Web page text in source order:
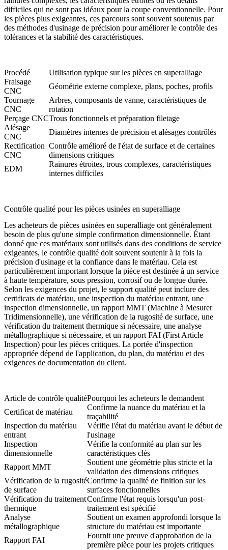
difficiles qui ne sont pas idéaux pour la coupe conventionnelle. Pour
les pièces plus exigeantes, ces parcours sont souvent soutenus par
des méthodes d'usinage de précision pour améliorer le contrôle des
tolérances et la stabilité des caractéristiques.
Procédé
Utilisation typique sur les pièces en superalliage
Fraisage
CNC
Géométrie externe complexe, plans, poches, profils
Tournage
CNC
Arbres, composants de vanne, caractéristiques de
rotation
Perçage CNCTrous fonctionnels et préparation filetage
Alésage
CNC
Diamètres internes de précision et alésages contrôlés
Rectification
CNC
Contrôle amélioré de l'état de surface et de certaines
dimensions critiques
EDM
Rainures étroites, trous complexes, caractéristiques
internes difficiles
Contrôle qualité pour les pièces usinées en superalliage
Les acheteurs de pièces usinées en superalliage ont généralement
besoin de plus qu'une simple confirmation dimensionnelle. Étant
donné que ces matériaux sont utilisés dans des conditions de service
exigeantes, le contrôle qualité doit souvent soutenir à la fois la
précision d'usinage et la confiance dans le matériau. Cela est
particulièrement important lorsque la pièce est destinée à un service
à haute température, sous pression, corrosif ou de longue durée.
Selon les exigences du projet, le support qualité peut inclure des
certificats de matériau, une inspection du matériau entrant, une
inspection dimensionnelle, un rapport MMT (Machine à Mesurer
Tridimensionnelle), une vérification de la rugosité de surface, une
vérification du traitement thermique si nécessaire, une analyse
métallographique si nécessaire, et un rapport FAI (First Article
Inspection) pour les pièces critiques. La portée d'inspection
appropriée dépend de l'application, du plan, du matériau et des
exigences de documentation du client.
Article de contrôle qualitéPourquoi les acheteurs le demandent
Certificat de matériau
Confirme la nuance du matériau et la
traçabilité
Inspection du matériau
entrant
Vérifie l'état du matériau avant le début de
l'usinage
Inspection
dimensionnelle
Vérifie la conformité au plan sur les
caractéristiques clés
Rapport MMT
Soutient une géométrie plus stricte et la
validation des dimensions critiques
Vérification de la rugosité
de surface
Confirme la qualité de finition sur les
surfaces fonctionnelles
Vérification du traitement
thermique
Confirme l'état requis lorsqu'un post-
traitement est spécifié
Analyse
métallographique
Soutient un examen approfondi lorsque la
structure du matériau est importante
Rapport FAI
Fournit une preuve d'approbation de la
première pièce pour les projets critiques